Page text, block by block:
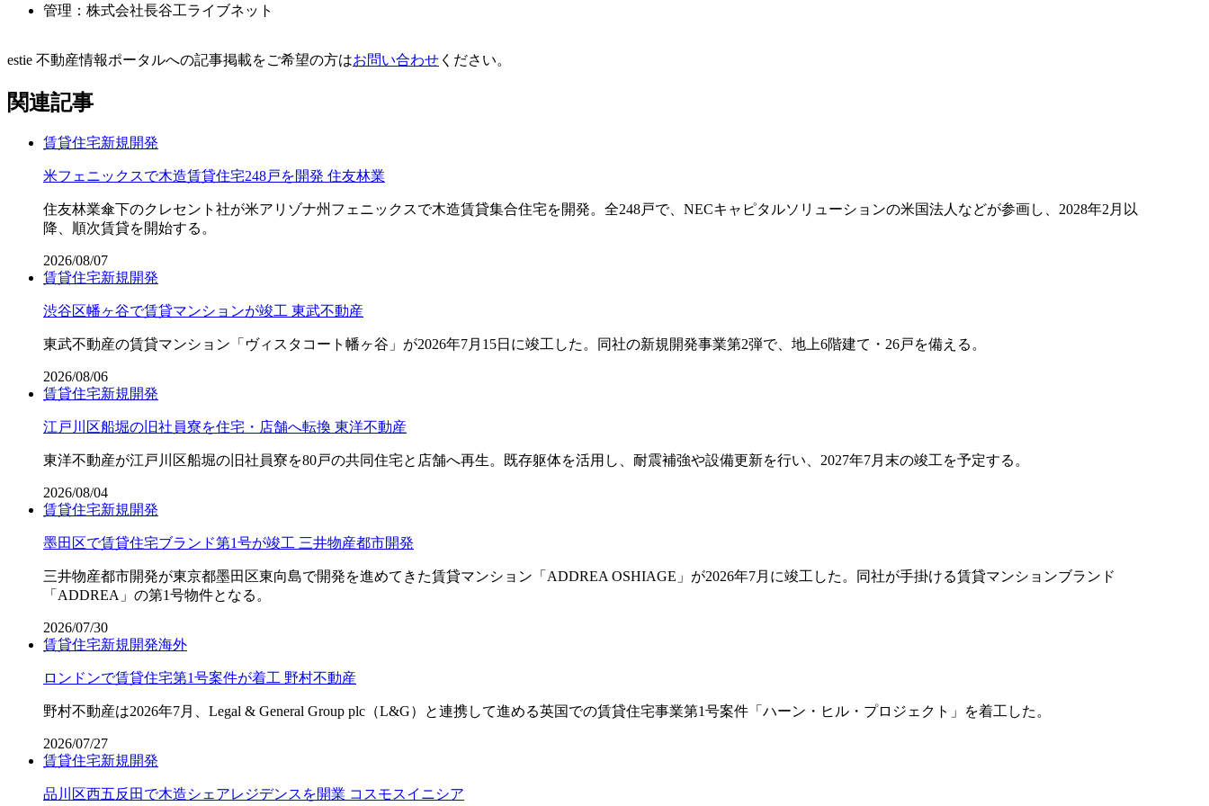
管理：株式会社長谷工ライブネット
estie 不動産情報ポータルへの記事掲載をご希望の方はお問い合わせ ください。
関連記事
賃貸住宅新規開発
米フェニックスで木造賃貸住宅248戸を開発 住友林業
住友林業傘下のクレセント社が米アリゾナ州フェニックスで木造賃貸集合住宅を開発。全248戸で、NECキャピタルソリューションの米国法人などが参画し、2028年2月以
降、順次賃貸を開始する。
2026/08/07
賃貸住宅新規開発
渋谷区幡ヶ谷で賃貸マンションが竣工 東武不動産
東武不動産の賃貸マンション「ヴィスタコート幡ヶ谷」が2026年7月15日に竣工した。同社の新規開発事業第2弾で、地上6階建て・26戸を備える。
2026/08/06
賃貸住宅新規開発
江戸川区船堀の旧社員寮を住宅・店舗へ転換 東洋不動産
東洋不動産が江戸川区船堀の旧社員寮を80戸の共同住宅と店舗へ再生。既存躯体を活用し、耐震補強や設備更新を行い、2027年7月末の竣工を予定する。
2026/08/04
賃貸住宅新規開発
墨田区で賃貸住宅ブランド第1号が竣工 三井物産都市開発
三井物産都市開発が東京都墨田区東向島で開発を進めてきた賃貸マンション「ADDREA OSHIAGE」が2026年7月に竣工した。同社が手掛ける賃貸マンションブランド
「ADDREA」の第1号物件となる。
2026/07/30
賃貸住宅新規開発海外
ロンドンで賃貸住宅第1号案件が着工 野村不動産
野村不動産は2026年7月、Legal & General Group plc（L&G）と連携して進める英国での賃貸住宅事業第1号案件「ハーン・ヒル・プロジェクト」を着工した。
2026/07/27
賃貸住宅新規開発
品川区西五反田で木造シェアレジデンスを開業 コスモスイニシア